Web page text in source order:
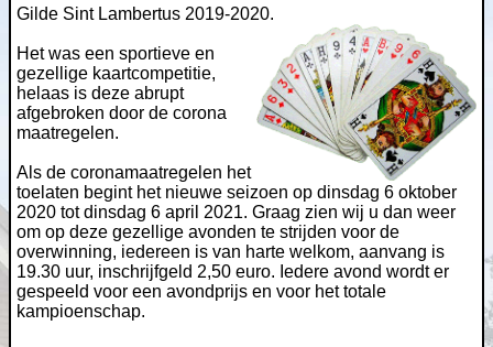
Gilde Sint Lambertus 2019-2020.
Het was een sportieve en
gezellige kaartcompetitie,
helaas is deze abrupt
afgebroken door de corona
maatregelen.
Als de coronamaatregelen het
toelaten begint het nieuwe seizoen op dinsdag 6 oktober
2020 tot dinsdag 6 april 2021. Graag zien wij u dan weer
om op deze gezellige avonden te strijden voor de
overwinning, iedereen is van harte welkom, aanvang is
19.30 uur, inschrijfgeld 2,50 euro. Iedere avond wordt er
gespeeld voor een avondprijs en voor het totale
kampioenschap.